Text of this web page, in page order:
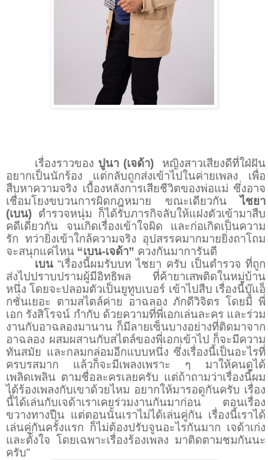
เรื่องราวของ ปูนา (เจด้า)
หญิงสาวเสียงดีที่ใฝ่ฝัน
อยากเป็นนักร้อง แต่กลับถูกส่งเข้าไปในค่ายเพลง เพื่อ
สืบหาความจริง เบื้องหลังการเสียชีวิตของพ่อแม่ ซึ่งอาจ
เชื่อมโยงขบวนการผิดกฎหมาย ขณะเดียวกันไชยา
(เบน) ตำรวจหนุ่ม ก็ได้รับภารกิจลับให้แฝงตัวเข้ามาสืบ
คดีเดียวกัน จนเกิดเรื่องเข้าใจผิด และก่อเกิดเป็นความ
รัก ทว่ายิ่งเข้าใกล้ความจริง อุปสรรคมากมายยิ่งถาโถม
จะสนุกแค่ไหน “เบน-เจด้า” ควงกันมาการันตี
เบน“เรื่องนี้ผมรับบท ไชยา ครับ เป็นตำรวจ ที่ถูก
ส่งไปปราบปรามผู้มีอิทธิพล ที่ค้ายาเสพติดในหมู่บ้าน
หนึ่ง โดยจะปลอมตัวเป็นยูทูบเบอร์ เข้าไปสืบ เรื่องนี้บู๊แอ็
กชั่นเยอะ ตามสไตล์ค่าย อาฉลอง ภักดีวิจิตร โดยมี พี่
เอก รังสิโรจน์ กำกับ ด้วยความที่พี่เอกเล่นละคร และร่วม
งานกับอาฉลองมานาน ก็มีลายเซ็นบางอย่างที่ติดมาจาก
อาฉลอง ผสมผสานกับสไตล์ของพี่เอกเข้าไป ก็จะมีความ
ทันสมัย และกลมกล่อมอีกแบบหนึ่ง ซึ่งเรื่องนี้เป็นอะไรที่
ครบรสมาก แล้วก็จะมีเพลงเพราะ ๆ มาให้คนดูได้
เพลิดเพลิน ตามชื่อละครเลยครับ แต่ถ้าถามว่าเรื่องนี้ผม
ได้ร้องเพลงกับเขาด้วยไหม อยากให้มารอดูกันครับ เรื่อง
นี้ได้เล่นกับเจด้าเราเคยร่วมงานกันมาก่อน ตอนเรื่อง
ขวางทางปืน แต่ตอนนั้นเราไม่ได้เล่นคู่กัน เรื่องนี้เราได้
เล่นคู่กันครั้งแรก ก็ไม่ต้องปรับจูนอะไรกันมาก เจด้าเก่ง
และตั้งใจ โดยเฉพาะเรื่องร้องเพลง มาติดตามชมกันนะ
ครับ”